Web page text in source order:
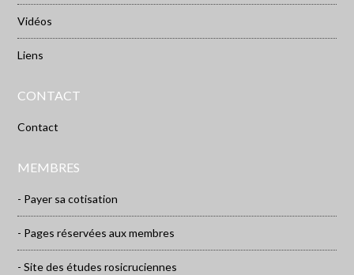
Vidéos
Liens
CONTACT
Contact
MEMBRES
- Payer sa cotisation
- Pages réservées aux membres
- Site des études rosicruciennes